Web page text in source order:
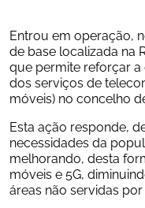
Entrou em operação,
de base localizada na
que permite reforçar
dos serviços de
móveis) no concelho
Esta ação responde,
necessidades da
melhorando, desta
móveis e 5G,
áreas não servidas por